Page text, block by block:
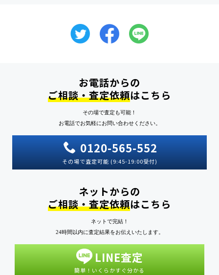
お電話からの
ご相談・査定依頼はこちら
その場で査定も可能！
お電話でお気軽にお問い合わせください。
0120-565-552
その場で査定可能 (9:45-19:00受付)
ネットからの
ご相談・査定依頼はこちら
ネットで完結！
24時間以内に査定結果をお伝えいたします。
LINE査定
簡単！いくらかすぐ分かる